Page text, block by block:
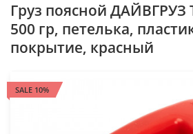
Груз поясной ДАЙВГРУЗ
500 гр, петелька,
покрытие, красный
SALE 10%